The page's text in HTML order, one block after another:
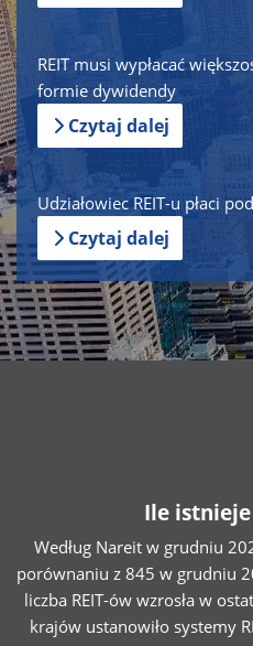
REIT musi wypłacać
formie dywidendy
Czytaj dalej
Udziałowiec REIT-u płaci
Czytaj dalej
Ile istnieje
Według Nareit w grudniu
porównaniu z 845 w grudniu
liczba REIT-ów wzrosła w
krajów ustanowiło systemy